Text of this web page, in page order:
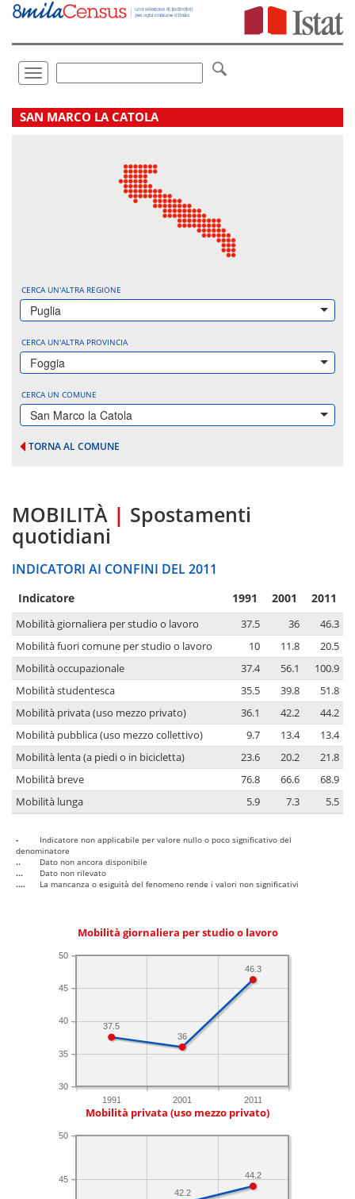
Vai
direttamente
Toggle
navigation
.
SAN MARCO LA CATOLA
CERCA UN'ALTRA REGIONE
Puglia
CERCA UN'ALTRA PROVINCIA
Foggia
CERCA UN COMUNE
San Marco la Catola
TORNA AL COMUNE
MOBILITÀ | Spostamenti
quotidiani
INDICATORI AI CONFINI DEL 2011
Indicatore 1991 2001 2011
Mobilità giornaliera per studio o lavoro 37.5 36
46.3
Mobilità fuori comune per studio o lavoro
10 11.8
20.5
Mobilità occupazionale
37.4 56.1
100.9
Mobilità studentesca
35.5 39.8
51.8
Mobilità privata (uso mezzo privato)
36.1 42.2
44.2
Mobilità pubblica (uso mezzo collettivo)
9.7 13.4
13.4
Mobilità lenta (a piedi o in bicicletta)
23.6 20.2
21.8
Mobilità breve
76.8 66.6
68.9
Mobilità lunga
5.9 7.3 5.5
-
Indicatore non applicabile per valore nullo o poco significativo del
denominatore
..
Dato non ancora disponibile
...
Dato non rilevato
....
La mancanza o esiguità del fenomeno rende i valori non significativi
Mobilità giornaliera per studio o lavoro
1991 2001 2011
30
35
40
45
50
46.3
36
37.5
Mobilità privata (uso mezzo privato)
45
50
44.2
42.2